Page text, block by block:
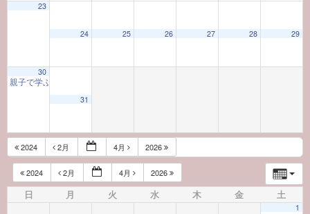
23
24 25 26 27 28 29
30
親子で学ぶ初心者向け茶道体験教室
31
2024 2月 4月 2026
2024 2月 4月 2026
日 月 火 水 木 金 土
1